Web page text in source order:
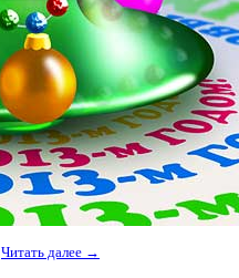
Читать далее →